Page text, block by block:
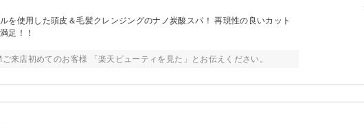
を使用した頭皮＆毛髪クレンジングのナノ炭酸スパ！ 再現性の良いカット
足！！
来店初めてのお客様 「楽天ビューティを見た」とお伝えください。